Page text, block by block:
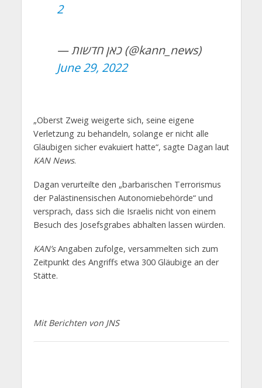
2
— כאן חדשות (@kann_news)
June 29, 2022
„Oberst Zweig weigerte sich, seine eigene
Verletzung zu behandeln, solange er nicht alle
Gläubigen sicher evakuiert hatte“, sagte Dagan laut
KAN News.
Dagan verurteilte den „barbarischen Terrorismus
der Palästinensischen Autonomiebehörde“ und
versprach, dass sich die Israelis nicht von einem
Besuch des Josefsgrabes abhalten lassen würden.
KAN’sAngaben zufolge, versammelten sich zum
Zeitpunkt des Angriffs etwa 300 Gläubige an der
Stätte.
Mit Berichten von JNS